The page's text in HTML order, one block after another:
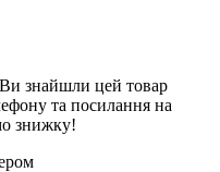
знайшли цей товар
та посилання на
знижку!